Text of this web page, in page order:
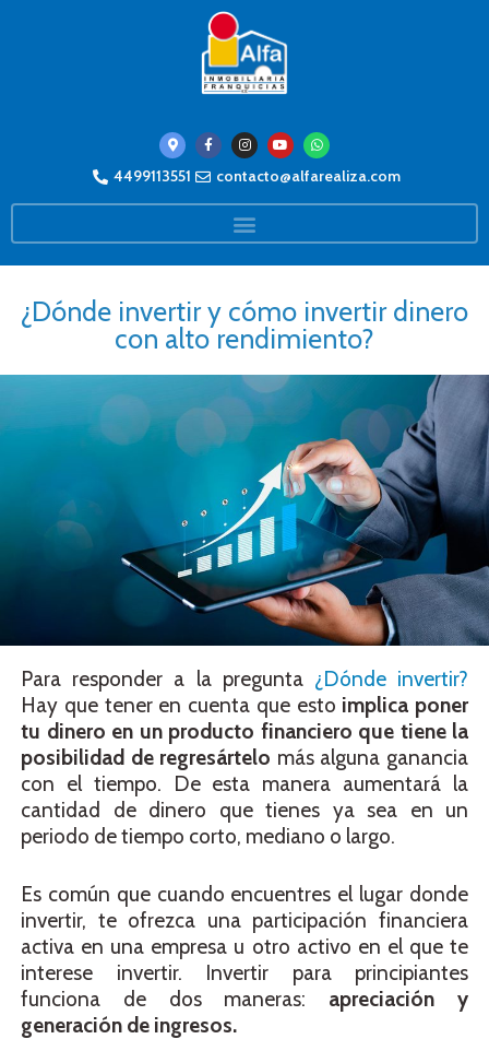
4499113551 contacto@alfarealiza.com
¿Dónde invertir y cómo invertir dinero
con alto rendimiento?
Para responder a la pregunta ¿Dónde invertir?
Hay que tener en cuenta que esto implica poner
tu dinero en un producto financiero que tiene la
posibilidad de regresártelo más alguna ganancia
con el tiempo. De esta manera aumentará la
cantidad de dinero que tienes ya sea en un
periodo de tiempo corto, mediano o largo.
Es común que cuando encuentres el lugar donde
invertir, te ofrezca una participación financiera
activa en una empresa u otro activo en el que te
interese invertir. Invertir para principiantes
funciona de dos maneras: apreciación y
generación de ingresos.